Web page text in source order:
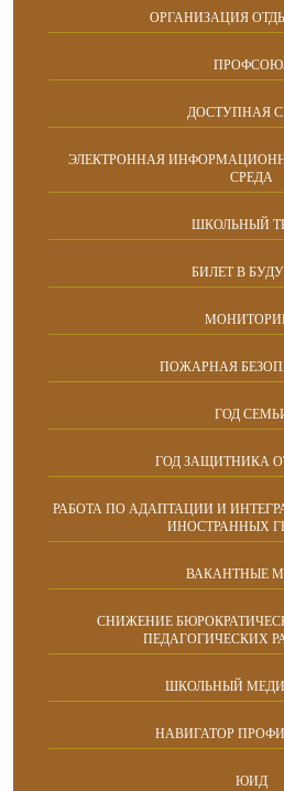
ОРГАНИЗАЦИЯ
ДОСТУПНАЯ
ЭЛЕКТРОННАЯ
СРЕДА
ШКОЛЬНЫЙ
БИЛЕТ В
ПОЖАРНАЯ
ГОД
ГОД ЗАЩИТНИКА
РАБОТА ПО АДАПТАЦИИ И
ИНОСТРАННЫХ
ВАКАНТНЫЕ
СНИЖЕНИЕ
ПЕДАГОГИЧЕСКИХ
ШКОЛЬНЫЙ
НАВИГАТОР
ЮИД